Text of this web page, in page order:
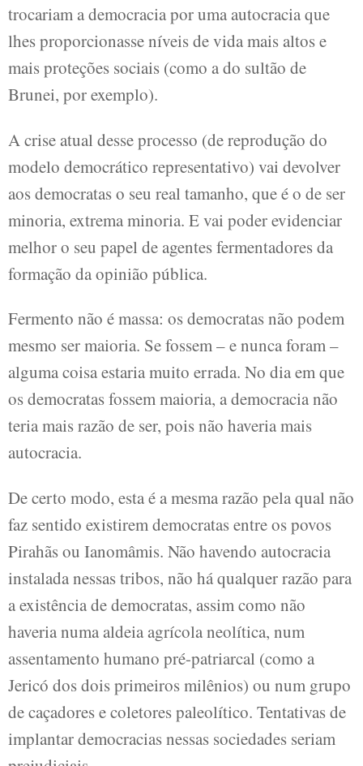
trocariam a democracia por uma autocracia que
lhes proporcionasse níveis de vida mais altos e
mais proteções sociais (como a do sultão de
Brunei, por exemplo).
A crise atual desse processo (de reprodução do
modelo democrático representativo) vai devolver
aos democratas o seu real tamanho, que é o de ser
minoria, extrema minoria. E vai poder evidenciar
melhor o seu papel de agentes fermentadores da
formação da opinião pública.
Fermento não é massa: os democratas não podem
mesmo ser maioria. Se fossem – e nunca foram –
alguma coisa estaria muito errada. No dia em que
os democratas fossem maioria, a democracia não
teria mais razão de ser, pois não haveria mais
autocracia.
De certo modo, esta é a mesma razão pela qual não
faz sentido existirem democratas entre os povos
Pirahãs ou Ianomâmis. Não havendo autocracia
instalada nessas tribos, não há qualquer razão para
a existência de democratas, assim como não
haveria numa aldeia agrícola neolítica, num
assentamento humano pré-patriarcal (como a
Jericó dos dois primeiros milênios) ou num grupo
de caçadores e coletores paleolítico. Tentativas de
implantar democracias nessas sociedades seriam